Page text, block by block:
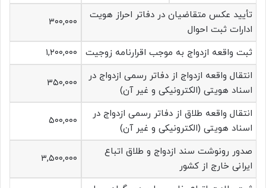
تأیید عکس متقاضیان در دفاتر احراز هویت
ادارات ثبت احوال
۳۰۰,۰۰۰
ثبت واقعه ازدواج به موجب اقرارنامه زوجیت
۱,۲۰۰,۰۰۰
انتقال واقعه ازدواج از دفاتر رسمی ازدواج در
اسناد هویتی (الکترونیکی و غیر آن)
۳۵۰,۰۰۰
انتقال واقعه طلاق از دفاتر رسمی ازدواج در
اسناد هویتی (الکترونیکی و غیر آن)
۵۰۰,۰۰۰
صدور رونوشت سند ازدواج و طلاق اتباع
ایرانی خارج از کشور
۳,۵۰۰,۰۰۰